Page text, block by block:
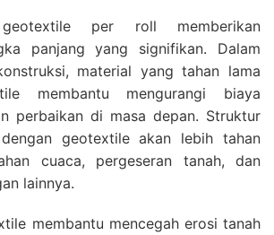
geotextile per roll memberikan
panjang yang signifikan. Dalam
material yang tahan lama
membantu mengurangi biaya
perbaikan di masa depan. Struktur
geotextile akan lebih tahan
cuaca, pergeseran tanah, dan
lainnya.
membantu mencegah erosi tanah